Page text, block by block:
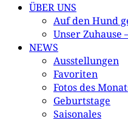
ÜBER UNS
Auf den Hund
Unser Zuhause
NEWS
Ausstellungen
Favoriten
Fotos des
Geburtstage
Saisonales